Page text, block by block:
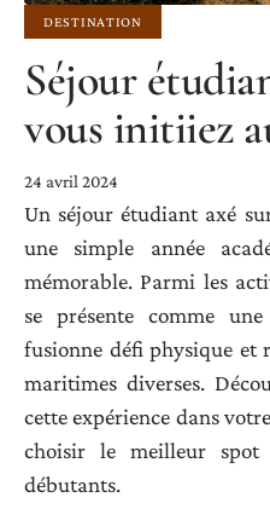
DESTINATION
Séjour
vous initiiez
24 avril 2024
Un séjour étudiant axé
une simple année
mémorable. Parmi les
se présente comme
fusionne défi physique et
maritimes diverses.
cette expérience dans
choisir le meilleur spot
débutants.